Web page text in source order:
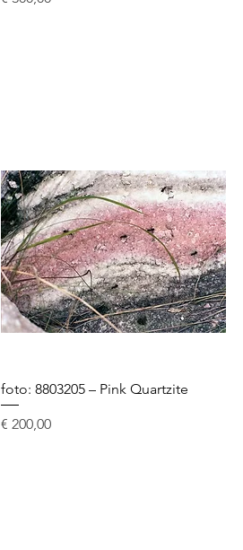
foto: 8803205 – Pink Quartzite
Prijs
€ 200,00